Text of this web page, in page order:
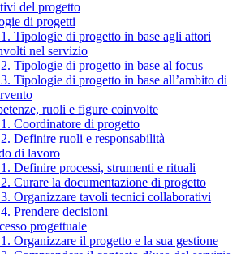
del progetto
di progetti
Tipologie di progetto in base agli attori
nel servizio
Tipologie di progetto in base al focus
Tipologie di progetto in base all’ambito di
ruoli e figure coinvolte
Coordinatore di progetto
Definire ruoli e responsabilità
di lavoro
Definire processi, strumenti e rituali
Curare la documentazione di progetto
Organizzare tavoli tecnici collaborativi
Prendere decisioni
progettuale
Organizzare il progetto e la sua gestione